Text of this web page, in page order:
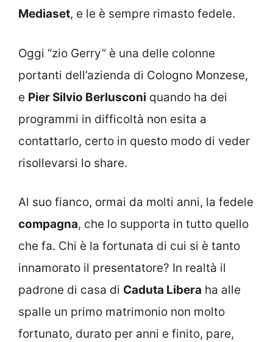
Mediaset, e le è sempre rimasto fedele.
Oggi “zio Gerry” è una delle colonne
portanti dell’azienda di Cologno Monzese,
e Pier Silvio Berlusconi quando ha dei
programmi in difficoltà non esita a
contattarlo, certo in questo modo di veder
risollevarsi lo share.
Al suo fianco, ormai da molti anni, la fedele
compagna, che lo supporta in tutto quello
che fa. Chi è la fortunata di cui si è tanto
innamorato il presentatore? In realtà il
padrone di casa di Caduta Libera ha alle
spalle un primo matrimonio non molto
fortunato, durato per anni e finito, pare,